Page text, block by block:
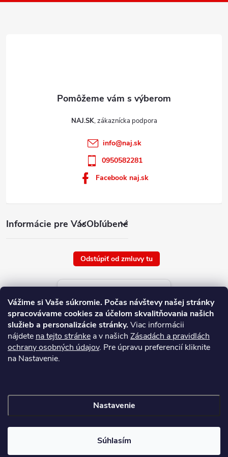
Vážime si Vaše súkromie. Počas návštevy našej stránky
spracovávame cookies za účelom skvalitňovania našich
služieb a personalizácie stránky.Viac informácii
nájdete na tejto stránke a v našich Zásadách a pravidlách
ochrany osobných údajov. Pre úpravu preferencií kliknite
na Nastavenie.
Nastavenie
Súhlasím
Informácie pre VásObľúbené
NAJ.SK
info@naj.sk
0950582281
Facebook naj.sk
Odstúpiť od zmluvy tu
Aktuálne ceny tovaru
platné od : 7/8/2026
Copyright 2026NAJ.SK. Všetky práva vyhradené.